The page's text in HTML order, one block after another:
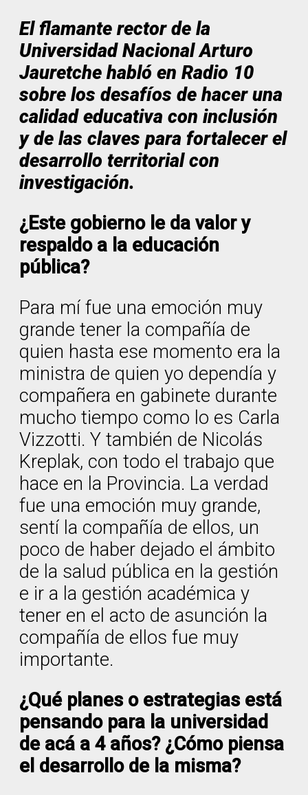
El flamante rector de la
Universidad Nacional Arturo
Jauretche habló en Radio 10
sobre los desafíos de hacer una
calidad educativa con inclusión
y de las claves para fortalecer el
desarrollo territorial con
investigación.
¿Este gobierno le da valor y
respaldo a la educación
pública?
Para mí fue una emoción muy
grande tener la compañía de
quien hasta ese momento era la
ministra de quien yo dependía y
compañera en gabinete durante
mucho tiempo como lo es Carla
Vizzotti. Y también de Nicolás
Kreplak, con todo el trabajo que
hace en la Provincia. La verdad
fue una emoción muy grande,
sentí la compañía de ellos, un
poco de haber dejado el ámbito
de la salud pública en la gestión
e ir a la gestión académica y
tener en el acto de asunción la
compañía de ellos fue muy
importante.
¿Qué planes o estrategias está
pensando para la universidad
de acá a 4 años? ¿Cómo piensa
el desarrollo de la misma?